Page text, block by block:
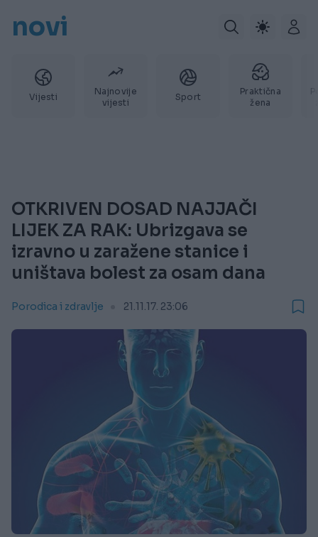
novi
Vijesti
Najnovije
vijesti
Sport
Praktična
žena
OTKRIVEN DOSAD NAJJAČI
LIJEK ZA RAK: Ubrizgava se
izravno u zaražene stanice i
uništava bolest za osam dana
Porodica i zdravlje 21.11.17. 23:06